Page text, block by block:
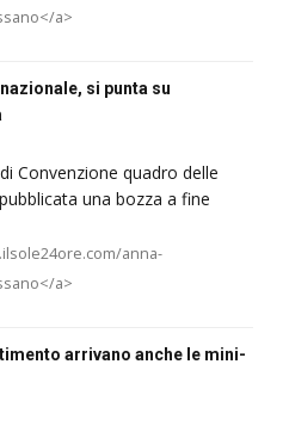
a>
si punta su
Convenzione quadro delle
una bozza a fine
anna-
a>
arrivano anche le mini-